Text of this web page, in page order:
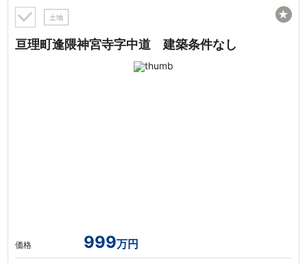
土地
亘理町逢隈神宮寺字中道 建築条件なし
価格 999万円
★